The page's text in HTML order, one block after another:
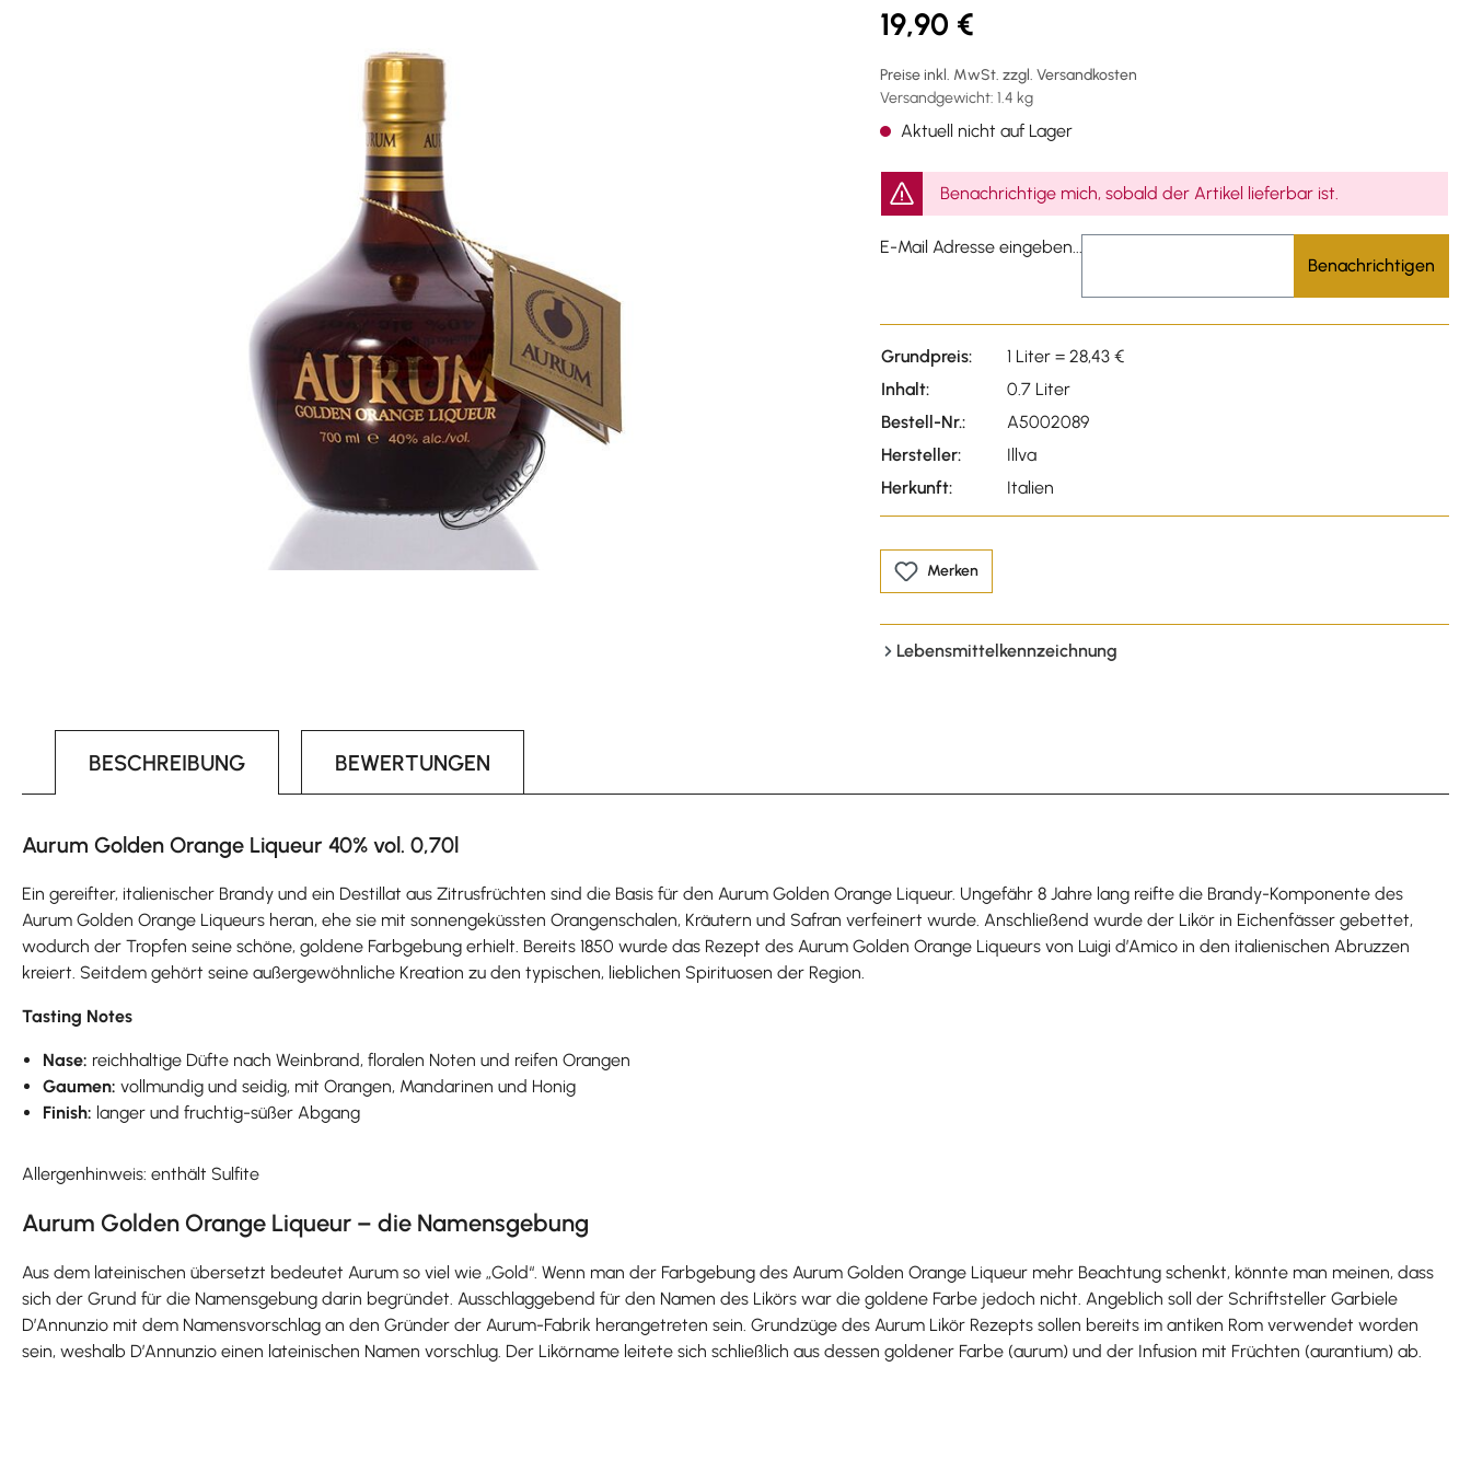
19,90 €
Preise inkl. MwSt. zzgl. Versandkosten
Versandgewicht: 1.4 kg
Aktuell nicht auf Lager
Benachrichtige mich, sobald der Artikel lieferbar ist.
E-Mail Adresse eingeben...
Benachrichtigen
Grundpreis:
1 Liter = 28,43 €
Inhalt:
0.7 Liter
Bestell-Nr.:
A5002089
Hersteller:
Illva
Herkunft:
Italien
Merken
Lebensmittelkennzeichnung
BESCHREIBUNG BEWERTUNGEN
Aurum Golden Orange Liqueur 40% vol. 0,70l
Ein gereifter, italienischer Brandy und ein Destillat aus Zitrusfrüchten sind die Basis für den Aurum Golden Orange Liqueur. Ungefähr 8 Jahre lang reifte die Brandy-Komponente des
Aurum Golden Orange Liqueurs heran, ehe sie mit sonnengeküssten Orangenschalen, Kräutern und Safran verfeinert wurde. Anschließend wurde der Likör in Eichenfässer gebettet,
wodurch der Tropfen seine schöne, goldene Farbgebung erhielt. Bereits 1850 wurde das Rezept des Aurum Golden Orange Liqueurs von Luigi d’Amico in den italienischen Abruzzen
kreiert. Seitdem gehört seine außergewöhnliche Kreation zu den typischen, lieblichen Spirituosen der Region.
Tasting Notes
Nase: reichhaltige Düfte nach Weinbrand, floralen Noten und reifen Orangen
Gaumen: vollmundig und seidig, mit Orangen, Mandarinen und Honig
Finish: langer und fruchtig-süßer Abgang
Allergenhinweis: enthält Sulfite
Aurum Golden Orange Liqueur – die Namensgebung
Aus dem lateinischen übersetzt bedeutet Aurum so viel wie „Gold“. Wenn man der Farbgebung des Aurum Golden Orange Liqueur mehr Beachtung schenkt, könnte man meinen, dass
sich der Grund für die Namensgebung darin begründet. Ausschlaggebend für den Namen des Likörs war die goldene Farbe jedoch nicht. Angeblich soll der Schriftsteller Garbiele
D’Annunzio mit dem Namensvorschlag an den Gründer der Aurum-Fabrik herangetreten sein. Grundzüge des Aurum Likör Rezepts sollen bereits im antiken Rom verwendet worden
sein, weshalb D’Annunzio einen lateinischen Namen vorschlug. Der Likörname leitete sich schließlich aus dessen goldener Farbe (aurum) und der Infusion mit Früchten (aurantium) ab.